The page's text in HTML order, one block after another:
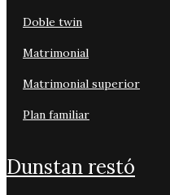
doble twin
matrimonial
matrimonial superior
plan familiar
dunstan restó